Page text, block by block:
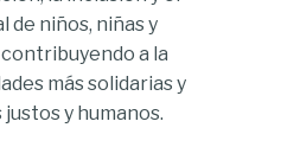
niños, niñas y
a la
más solidarias y
y humanos.